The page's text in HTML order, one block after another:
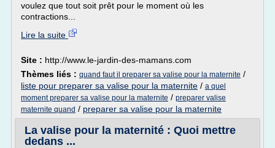
voulez que tout soit prêt pour le moment où les
contractions...
Lire la suite
Site : http://www.le-jardin-des-mamans.com
Thèmes liés : quand faut il preparer sa valise pour la maternite /
liste pour preparer sa valise pour la maternite / a quel
moment preparer sa valise pour la maternite / preparer valise
maternite quand / preparer sa valise pour la maternite
La valise pour la maternité : Quoi mettre
dedans ...